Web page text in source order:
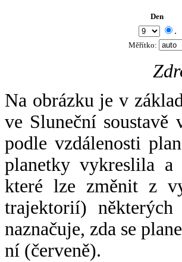
Den
.
Měřítko:
Na obrázku je v
ve Sluneční
podle vzdálenosti
planetky vykreslila
které lze změnit z
trajektorií)
naznačuje, zda se
ní (červeně).